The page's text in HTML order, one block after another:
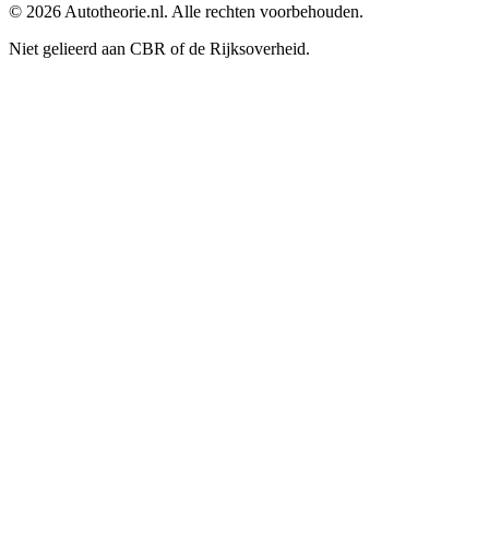
© 2026 Autotheorie.nl. Alle rechten voorbehouden.
Niet gelieerd aan CBR of de Rijksoverheid.